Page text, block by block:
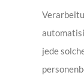
jede